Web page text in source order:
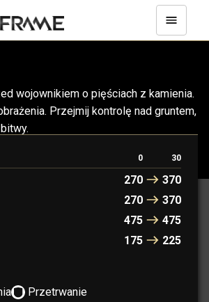
wojownikiem o pięściach z kamienia.
Przejmij kontrolę nad gruntem,
0 30
270
370
270
370
475
475
175 225
Przetrwanie